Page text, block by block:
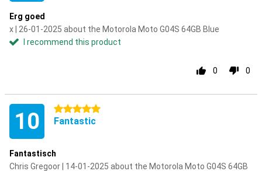
Erg goed
x | 26-01-2025 about the Motorola Moto G04S 64GB Blue
I recommend this product
0 0
10 5 stars
Fantastic
Fantastisch
Chris Gregoor | 14-01-2025 about the Motorola Moto G04S 64GB